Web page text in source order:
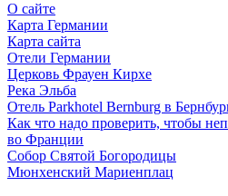
О сайте
Карта Германии
Карта сайта
Отели Германии
Церковь Фрауен Кирхе
Река Эльба
Отель Parkhotel Bernburg в
Как что надо проверить, чтобы
во Франции
Собор Святой Богородицы
Мюнхенский Мариенплац